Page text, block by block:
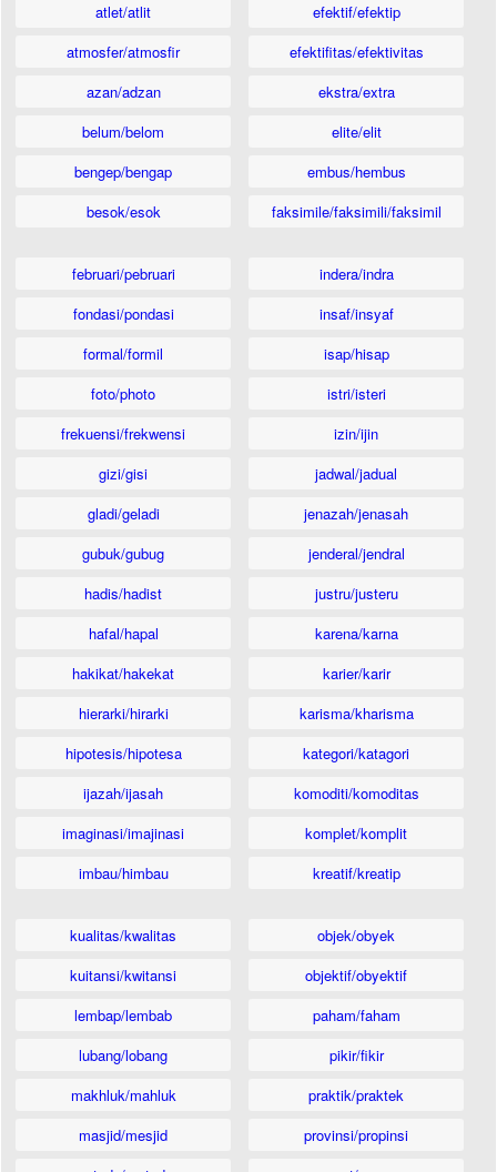
atlet/atlit
atmosfer/atmosfir
azan/adzan
belum/belom
bengep/bengap
besok/esok
efektif/efektip
efektifitas/efektivitas
ekstra/extra
elite/elit
embus/hembus
faksimile/faksimili/faksimil
februari/pebruari
fondasi/pondasi
formal/formil
foto/photo
frekuensi/frekwensi
gizi/gisi
gladi/geladi
gubuk/gubug
hadis/hadist
hafal/hapal
hakikat/hakekat
hierarki/hirarki
hipotesis/hipotesa
ijazah/ijasah
imaginasi/imajinasi
imbau/himbau
indera/indra
insaf/insyaf
isap/hisap
istri/isteri
izin/ijin
jadwal/jadual
jenazah/jenasah
jenderal/jendral
justru/justeru
karena/karna
karier/karir
karisma/kharisma
kategori/katagori
komoditi/komoditas
komplet/komplit
kreatif/kreatip
kualitas/kwalitas
kuitansi/kwitansi
lembap/lembab
lubang/lobang
makhluk/mahluk
masjid/mesjid
objek/obyek
objektif/obyektif
paham/faham
pikir/fikir
praktik/praktek
provinsi/propinsi